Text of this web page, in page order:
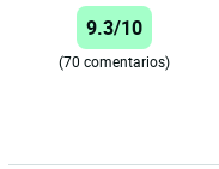
9.3/10
(70 comentarios)